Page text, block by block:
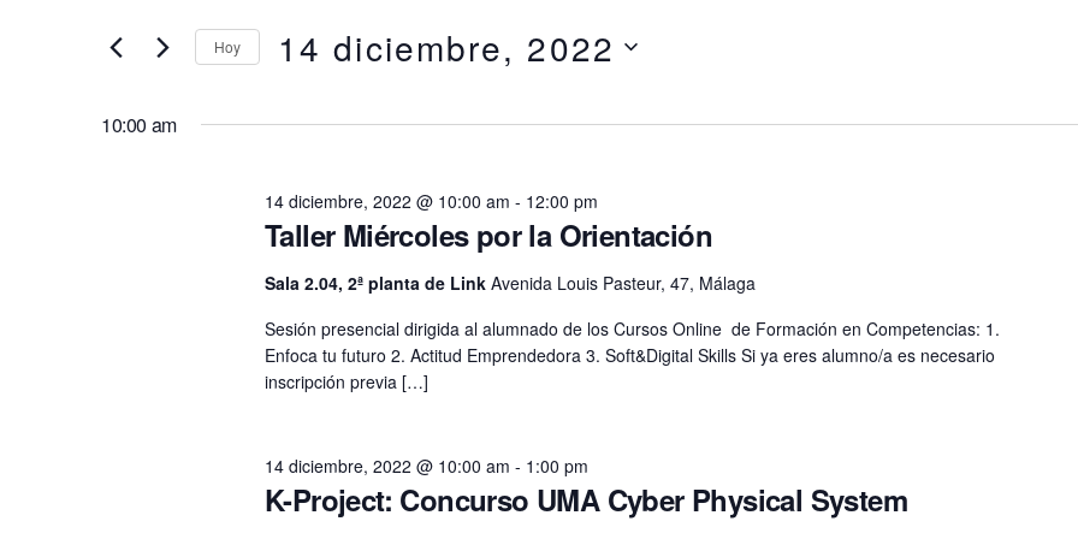
14
diciembre,
búsqueda
y
Busca
la
Hoy 14 diciembre, 2022
10:00 am
Taller Miércoles por la Orientación
14 diciembre, 2022 @ 10:00 am - 12:00 pm
Sala 2.04, 2ª planta de Link Avenida Louis Pasteur, 47, Málaga
Sesión presencial dirigida al alumnado de los Cursos Online de Formación en Competencias: 1.
Enfoca tu futuro 2. Actitud Emprendedora 3. Soft&Digital Skills Si ya eres alumno/a es necesario
inscripción previa […]
K-Project: Concurso UMA Cyber Physical System
14 diciembre, 2022 @ 10:00 am - 1:00 pm